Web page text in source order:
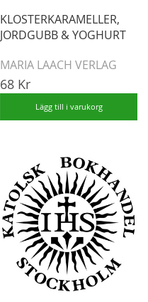
KLOSTERKARAMELLER,
JORDGUBB & YOGHURT
MARIA LAACH VERLAG
68 Kr
Lägg till i varukorg